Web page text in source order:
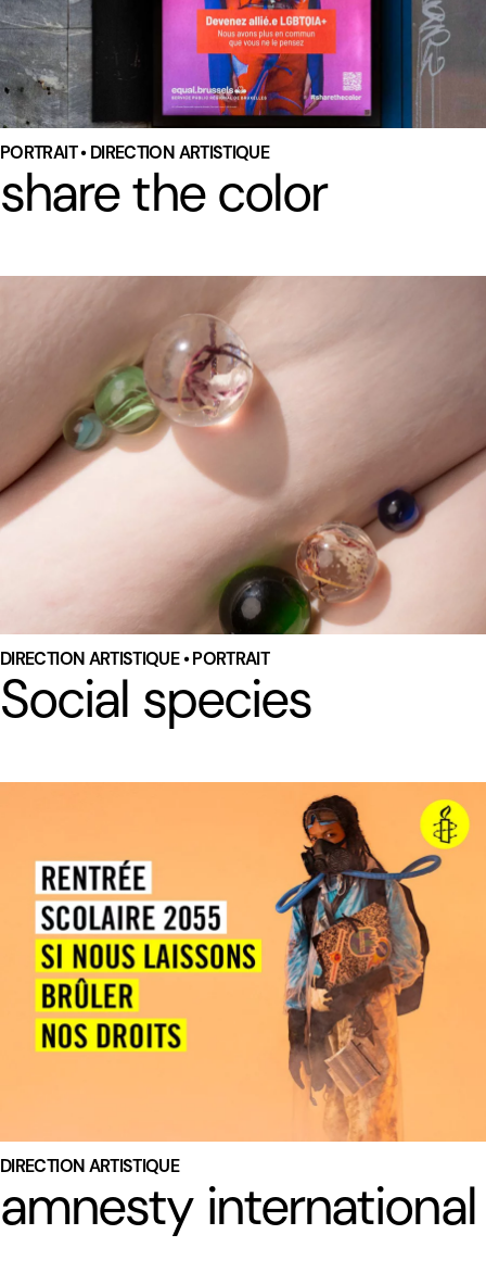
PORTRAIT • DIRECTION ARTISTIQUE
share the color
DIRECTION ARTISTIQUE • PORTRAIT
Social species
DIRECTION ARTISTIQUE
amnesty international